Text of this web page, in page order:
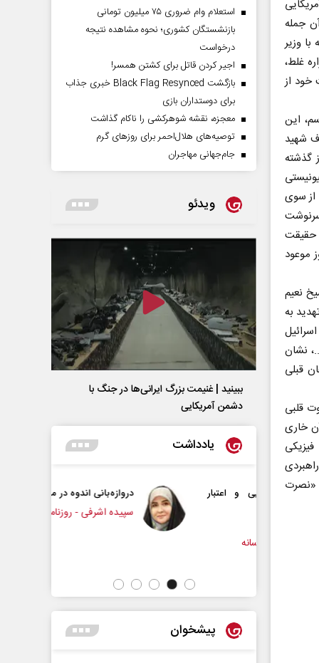
جمله
وزیر
غلط،
خود از
این
شهید
گذشته
از سوی
حقیقت
موعود
نعیم
به
نشان
قبلی
قلبی
خاری
«نصرت
استعلام وام ضروری ۷۵ میلیون تومانی
بازنشستگان کشوری؛ نحوه مشاهده نتیجه
درخواست
اجیر کردن قاتل برای کشتن همسر!
بازگشت Black Flag Resynced خبری جذاب
برای دوستداران بازی
معجزه، نقشه شوهرکشی را ناکام گذاشت
توصیه‌های هلال‌احمر برای روز‌های گرم
جام‌جهانی مهاجران
ویدئو
ببینید | غنیمت بزرگ ایرانی‌ها در جنگ با
دشمن آمریکایی
یادداشت
و اعتبار
دروازه‌بانی اندوه در مسیر امید
سپیده اشرفی - روزنامه‌نگار
پیشخوان